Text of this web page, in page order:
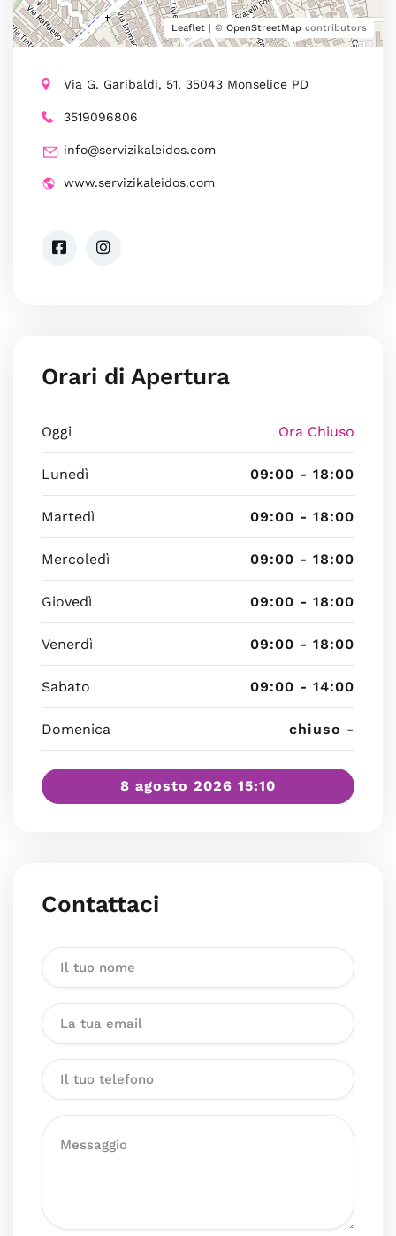
Leaflet | © OpenStreetMap contributors
Via G. Garibaldi, 51, 35043 Monselice PD
3519096806
info@servizikaleidos.com
www.servizikaleidos.com
Orari di Apertura
Oggi Ora Chiuso
Lunedì 09:00 - 18:00
Martedì 09:00 - 18:00
Mercoledì 09:00 - 18:00
Giovedì 09:00 - 18:00
Venerdì 09:00 - 18:00
Sabato 09:00 - 14:00
Domenica chiuso -
8 agosto 2026 15:10
Contattaci